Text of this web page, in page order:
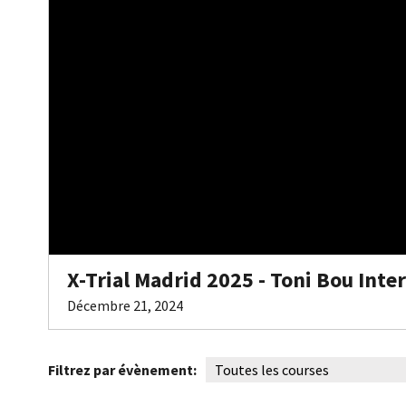
X-Trial Madrid 2025 - Toni Bou
Décembre 21, 2024
Filtrez par évènement: